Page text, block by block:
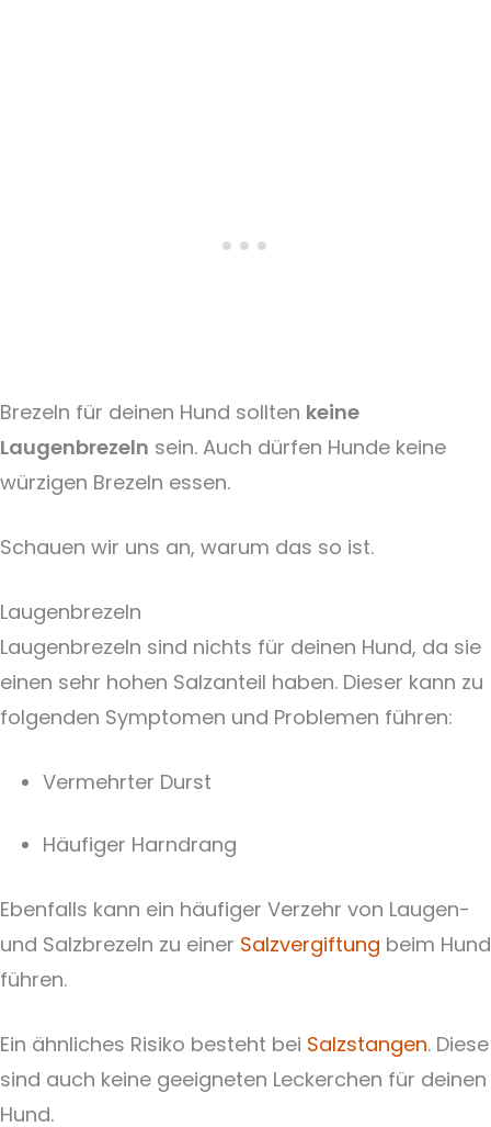
Brezeln für deinen Hund sollten keine
Laugenbrezeln sein. Auch dürfen Hunde keine
würzigen Brezeln essen.
Schauen wir uns an, warum das so ist.
Laugenbrezeln
Laugenbrezeln sind nichts für deinen Hund, da sie
einen sehr hohen Salzanteil haben. Dieser kann zu
folgenden Symptomen und Problemen führen:
Vermehrter Durst
Häufiger Harndrang
Ebenfalls kann ein häufiger Verzehr von Laugen-
und Salzbrezeln zu einer Salzvergiftung beim Hund
führen.
Ein ähnliches Risiko besteht bei Salzstangen. Diese
sind auch keine geeigneten Leckerchen für deinen
Hund.